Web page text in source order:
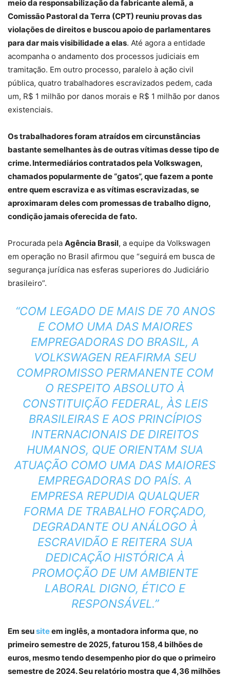
meio da responsabilização da fabricante alemã, a
Comissão Pastoral da Terra (CPT) reuniu provas das
violações de direitos e buscou apoio de parlamentares
para dar mais visibilidade a elas. Até agora a entidade
acompanha o andamento dos processos judiciais em
tramitação. Em outro processo, paralelo à ação civil
pública, quatro trabalhadores escravizados pedem, cada
um, R$ 1 milhão por danos morais e R$ 1 milhão por danos
existenciais.
Os trabalhadores foram atraídos em circunstâncias
bastante semelhantes às de outras vítimas desse tipo de
crime. Intermediários contratados pela Volkswagen,
chamados popularmente de “gatos”, que fazem a ponte
entre quem escraviza e as vítimas escravizadas, se
aproximaram deles com promessas de trabalho digno,
condição jamais oferecida de fato.
Procurada pela Agência Brasil, a equipe da Volkswagen
em operação no Brasil afirmou que “seguirá em busca de
segurança jurídica nas esferas superiores do Judiciário
brasileiro”.
“COM LEGADO DE MAIS DE 70 ANOS
E COMO UMA DAS MAIORES
EMPREGADORAS DO BRASIL, A
VOLKSWAGEN REAFIRMA SEU
COMPROMISSO PERMANENTE COM
O RESPEITO ABSOLUTO À
CONSTITUIÇÃO FEDERAL, ÀS LEIS
BRASILEIRAS E AOS PRINCÍPIOS
INTERNACIONAIS DE DIREITOS
HUMANOS, QUE ORIENTAM SUA
ATUAÇÃO COMO UMA DAS MAIORES
EMPREGADORAS DO PAÍS. A
EMPRESA REPUDIA QUALQUER
FORMA DE TRABALHO FORÇADO,
DEGRADANTE OU ANÁLOGO À
ESCRAVIDÃO E REITERA SUA
DEDICAÇÃO HISTÓRICA À
PROMOÇÃO DE UM AMBIENTE
LABORAL DIGNO, ÉTICO E
RESPONSÁVEL.”
Em seusiteem inglês, a montadora informa que, no
primeiro semestre de 2025, faturou 158,4 bilhões de
euros, mesmo tendo desempenho pior do que o primeiro
semestre de 2024. Seu relatório mostra que 4,36 milhões